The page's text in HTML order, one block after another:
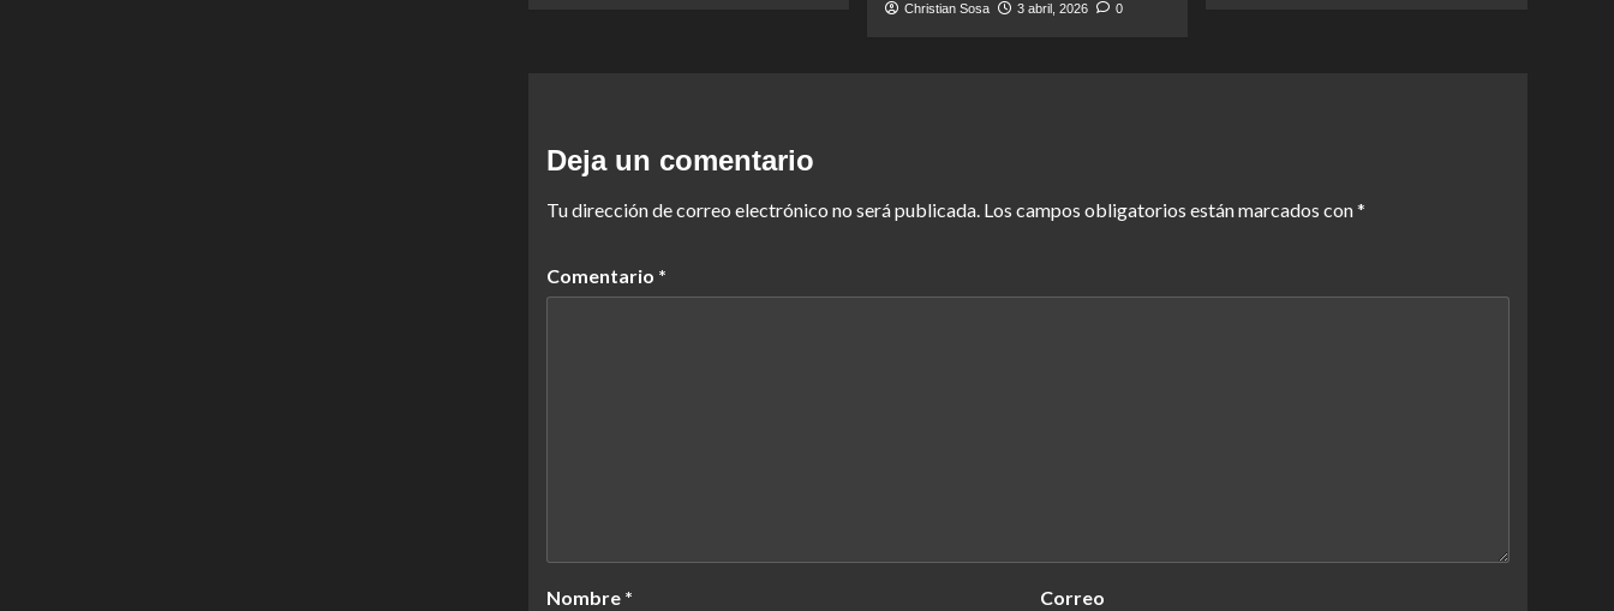
Christian Sosa 3 abril, 2026 0
Deja un comentario
Tu dirección de correo electrónico no será publicada. Los campos obligatorios están marcados con*
Comentario *
Nombre *
Correo